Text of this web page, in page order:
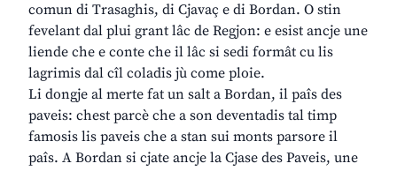
comun di Trasaghis, di Cjavaç e di Bordan. O stin
fevelant dal plui grant lâc de Regjon: e esist ancje une
liende che e conte che il lâc si sedi formât cu lis
lagrimis dal cîl coladis jù come ploie.
Li dongje al merte fat un salt a Bordan, il paîs des
paveis: chest parcè che a son deventadis tal timp
famosis lis paveis che a stan sui monts parsore il
paîs. A Bordan si cjate ancje la Cjase des Paveis, une